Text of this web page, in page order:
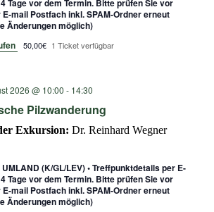
Tage vor dem Termin. Bitte prüfen Sie vor
mail Postfach inkl. SPAM-Ordner erneut
Änderungen möglich)
50,00€ 1 Ticket verfügbar
2026 @ 10:00 - 14:30
Pilzwanderung
Exkursion: Dr. Reinhard Wegner
UMLAND (K/GL/LEV) • Treffpunktdetails per E-
Tage vor dem Termin. Bitte prüfen Sie vor
mail Postfach inkl. SPAM-Ordner erneut
Änderungen möglich)